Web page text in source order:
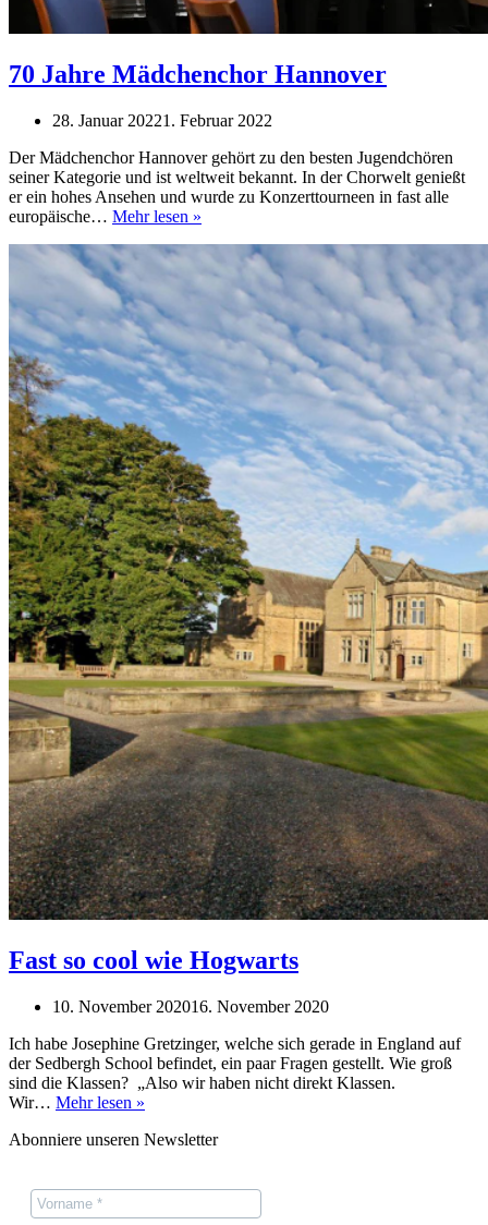
70 Jahre Mädchenchor Hannover
28. Januar 20221. Februar 2022
Der Mädchenchor Hannover gehört zu den besten Jugendchören
seiner Kategorie und ist weltweit bekannt. In der Chorwelt genießt
er ein hohes Ansehen und wurde zu Konzerttourneen in fast alle
europäische… Mehr lesen »
Mädchenchor
Hannover
Fast so cool wie Hogwarts
10. November 202016. November 2020
Ich habe Josephine Gretzinger, welche sich gerade in England auf
der Sedbergh School befindet, ein paar Fragen gestellt. Wie groß
sind die Klassen? „Also wir haben nicht direkt Klassen.
Wir… Mehr lesen »
cool
Abonniere unseren Newsletter